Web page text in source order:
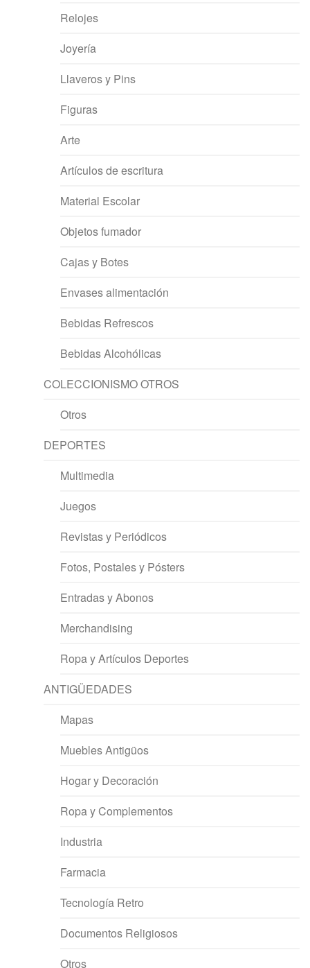
Relojes
Joyería
Llaveros y Pins
Figuras
Arte
Artículos de escritura
Material Escolar
Objetos fumador
Cajas y Botes
Envases alimentación
Bebidas Refrescos
Bebidas Alcohólicas
COLECCIONISMO OTROS
Otros
DEPORTES
Multimedia
Juegos
Revistas y Periódicos
Fotos, Postales y Pósters
Entradas y Abonos
Merchandising
Ropa y Artículos Deportes
ANTIGÜEDADES
Mapas
Muebles Antigüos
Hogar y Decoración
Ropa y Complementos
Industria
Farmacia
Tecnología Retro
Documentos Religiosos
Otros